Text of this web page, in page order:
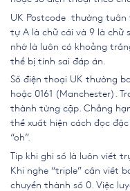
UK Postcode thường
tự A là chữ cái và 9 là chữ
nhớ là luôn có khoảng
thể bị tính sai đáp án.
Số điện thoại UK thường
hoặc 0161 (Manchester).
thành từng cặp. Chẳng
thể xuất hiện cách đọc
“oh”.
Tip khi ghi số là luôn viết
Khi nghe “triple” cần viết
chuyển thành số 0. Việc